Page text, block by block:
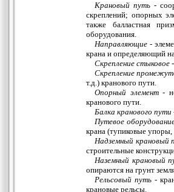
Крановый путь -
скреплений; опорных
также балластная
оборудования.
Направляющие -
крана и определяющий
Скрепление стыковое -
Скрепление
т.д.) кранового пути.
Опорный элемент -
кранового пути.
Балка кранового пути
Путевое
крана (тупиковые
Надземный крановый
строительные
Наземный крановый
опираются на грунт
Рельсовый путь -
крановые рельсы.